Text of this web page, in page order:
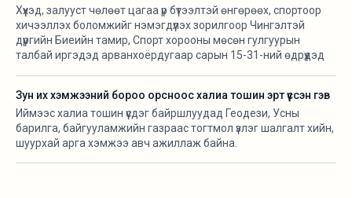
Хүүхэд, залууст чөлөөт цагаа үр бүтээлтэй өнгөрөөх, спортоор
хичээллэх боломжийг нэмэгдүүлэх зорилгоор Чингэлтэй
дүүргийн Биеийн тамир, Спорт хорооны мөсөн гулгуурын
талбай иргэдэд арванхоёрдугаар сарын 15-31-ний өдрүүдэд
Зун их хэмжээний бороо орсноос халиа тошин эрт үүссэн гэв
Иймээс халиа тошин үүсдэг байршлуудад Геодези, Усны
барилга, байгууламжийн газраас тогтмол үзлэг шалгалт хийн,
шуурхай арга хэмжээ авч ажиллаж байна.